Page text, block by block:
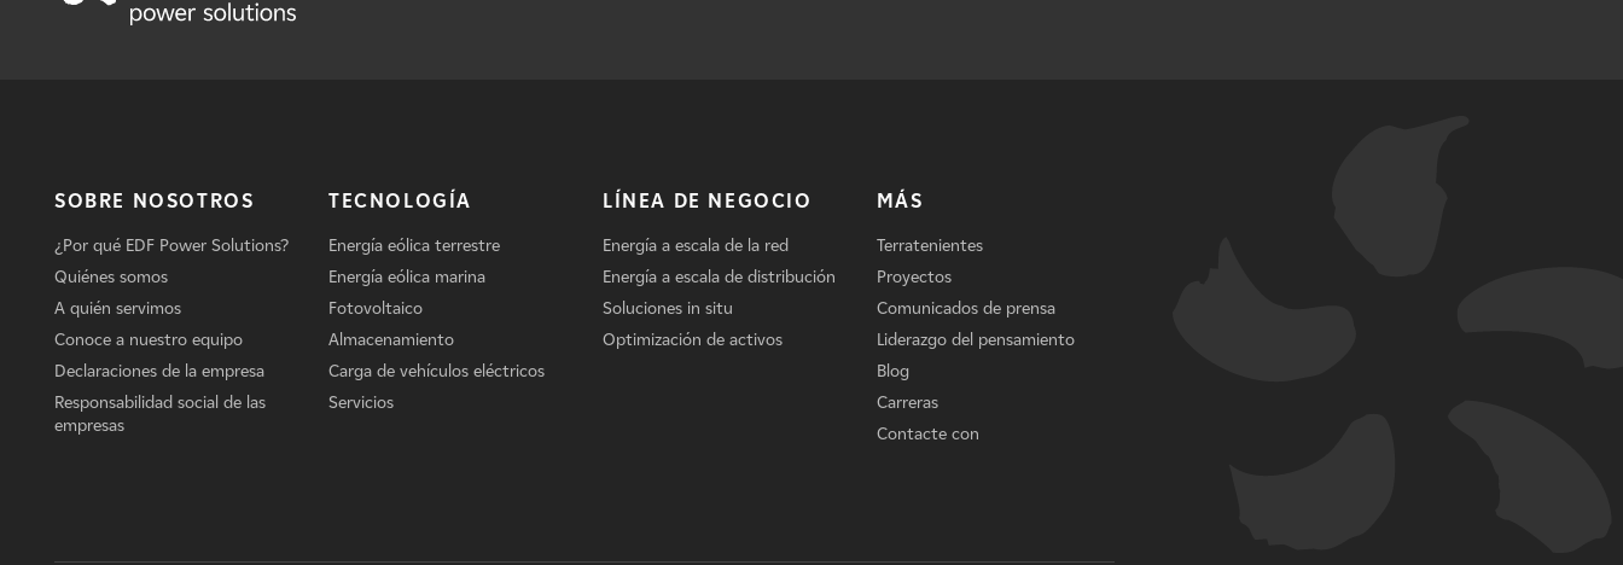
SOBRE NOSOTROS
¿Por qué EDF Power Solutions?
Quiénes somos
A quién servimos
Conoce a nuestro equipo
Declaraciones de la empresa
Responsabilidad social de las
empresas
TECNOLOGÍA
Energía eólica terrestre
Energía eólica marina
Fotovoltaico
Almacenamiento
Carga de vehículos eléctricos
Servicios
LÍNEA DE NEGOCIO
Energía a escala de la red
Energía a escala de distribución
Soluciones in situ
Optimización de activos
MÁS
Terratenientes
Proyectos
Comunicados de prensa
Liderazgo del pensamiento
Blog
Carreras
Contacte con